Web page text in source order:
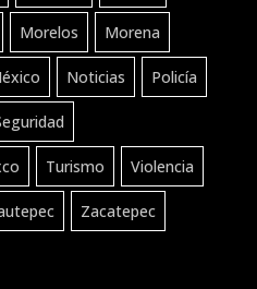
Morelos Morena
Noticias Policía
Turismo Violencia
Zacatepec